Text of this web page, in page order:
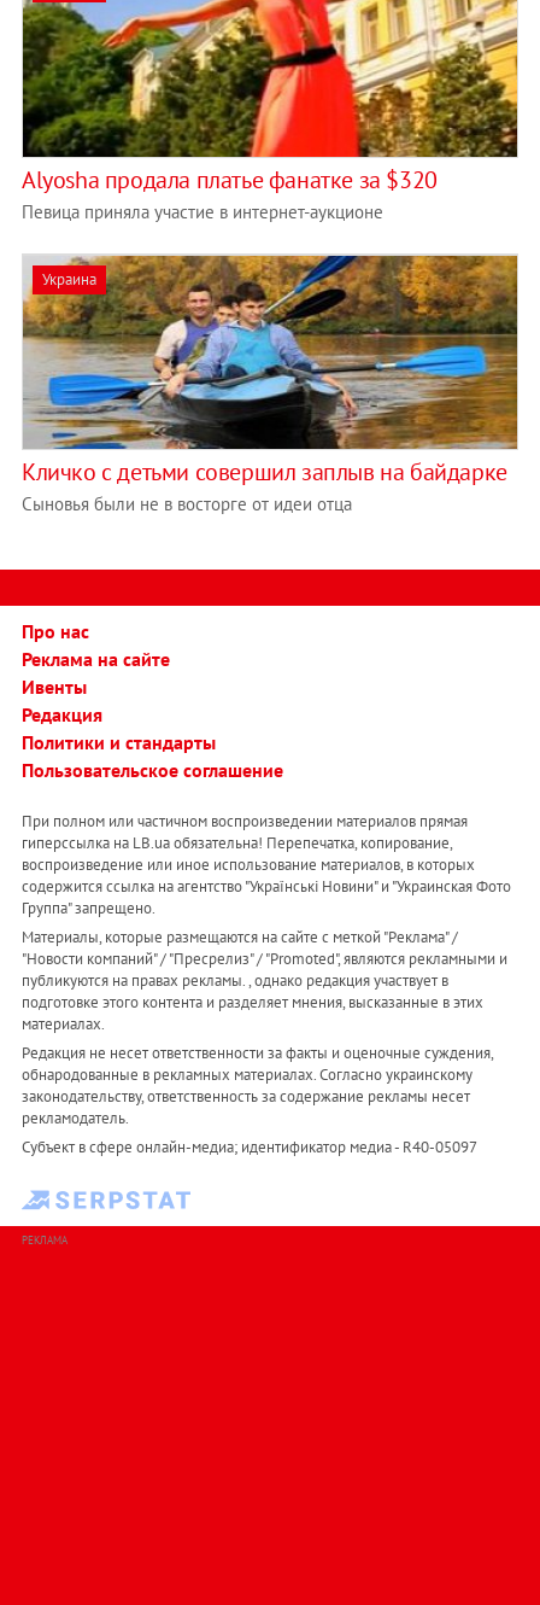
Alyosha продала платье фанатке за $320
Певица приняла участие в интернет-аукционе
Украина
Кличко с детьми совершил заплыв на байдарке
Сыновья были не в восторге от идеи отца
Про нас
Реклама на сайте
Ивенты
Редакция
Политики и стандарты
Пользовательское соглашение
При полном или частичном воспроизведении материалов прямая
гиперссылка на LB.ua обязательна! Перепечатка, копирование,
воспроизведение или иное использование материалов, в которых
содержится ссылка на агентство "Українськi Новини" и "Украинская Фото
Группа" запрещено.
Материалы, которые размещаются на сайте с меткой "Реклама" /
"Новости компаний" / "Пресрелиз" / "Promoted", являются рекламными и
публикуются на правах рекламы. , однако редакция участвует в
подготовке этого контента и разделяет мнения, высказанные в этих
материалах.
Редакция не несет ответственности за факты и оценочные суждения,
обнародованные в рекламных материалах. Согласно украинскому
законодательству, ответственность за содержание рекламы несет
рекламодатель.
Субъект в сфере онлайн-медиа; идентификатор медиа - R40-05097
РЕКЛАМА